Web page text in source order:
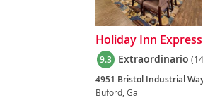
Holiday Inn
9.3 Extraordinario
4951 Bristol Industrial
Buford, Ga